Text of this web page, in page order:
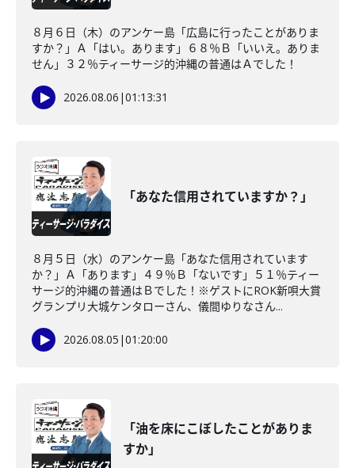
８月６日（木）のアンケー島「広島に行ったことがありま
すか？」Ａ「はい。あります」６８％Ｂ「いいえ。ありま
せん」３２％ティーサージ的沖縄の普通はＡでした！
2026.08.06 |01:13:31
「あなた信用されていますか？」
８月５日（水）のアンケー島「あなた信用されています
か？」Ａ「あります」４９％Ｂ「ないです」５１％ティー
サージ的沖縄の普通はＢでした！※ゲストにROK新唄大賞
グランプリ大城ケンタローさん、儀間ゆりなさん...
2026.08.05 |01:20:00
「油を床にこぼしたことがありま
すか」